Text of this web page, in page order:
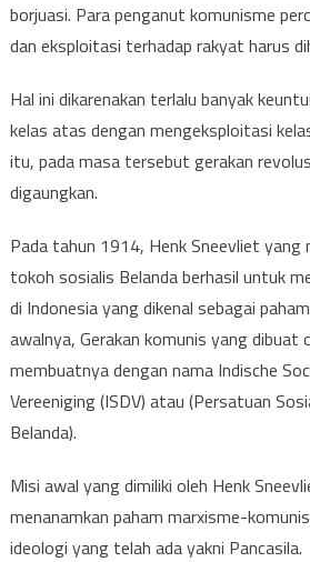
borjuasi. Para penganut komunisme
dan eksploitasi terhadap rakyat harus
Hal ini dikarenakan terlalu banyak
kelas atas dengan mengeksploitasi
itu, pada masa tersebut gerakan
digaungkan.
Pada tahun 1914, Henk Sneevliet yang
tokoh sosialis Belanda berhasil untuk
di Indonesia yang dikenal sebagai
awalnya, Gerakan komunis yang dibuat
membuatnya dengan nama Indische
Vereeniging (ISDV) atau (Persatuan
Belanda).
Misi awal yang dimiliki oleh Henk
menanamkan paham marxisme-
ideologi yang telah ada yakni Pancasila.